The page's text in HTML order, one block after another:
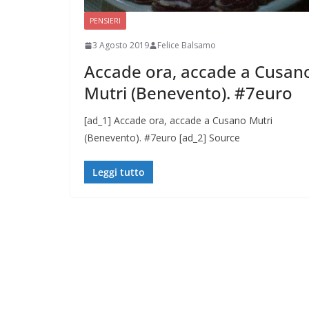
PENSIERI
3 Agosto 2019 Felice Balsamo
Accade ora, accade a
Mutri (Benevento). #7euro
[ad_1] Accade ora, accade a Cusano Mutri
(Benevento). #7euro [ad_2] Source
Leggi tutto